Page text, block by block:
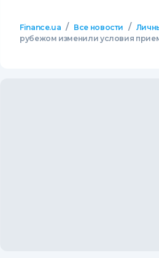
Finance.ua / Все новости /
рубежом изменили условия